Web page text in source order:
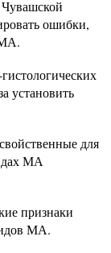
ошибки,
установить
для
МА
признаки
МА.